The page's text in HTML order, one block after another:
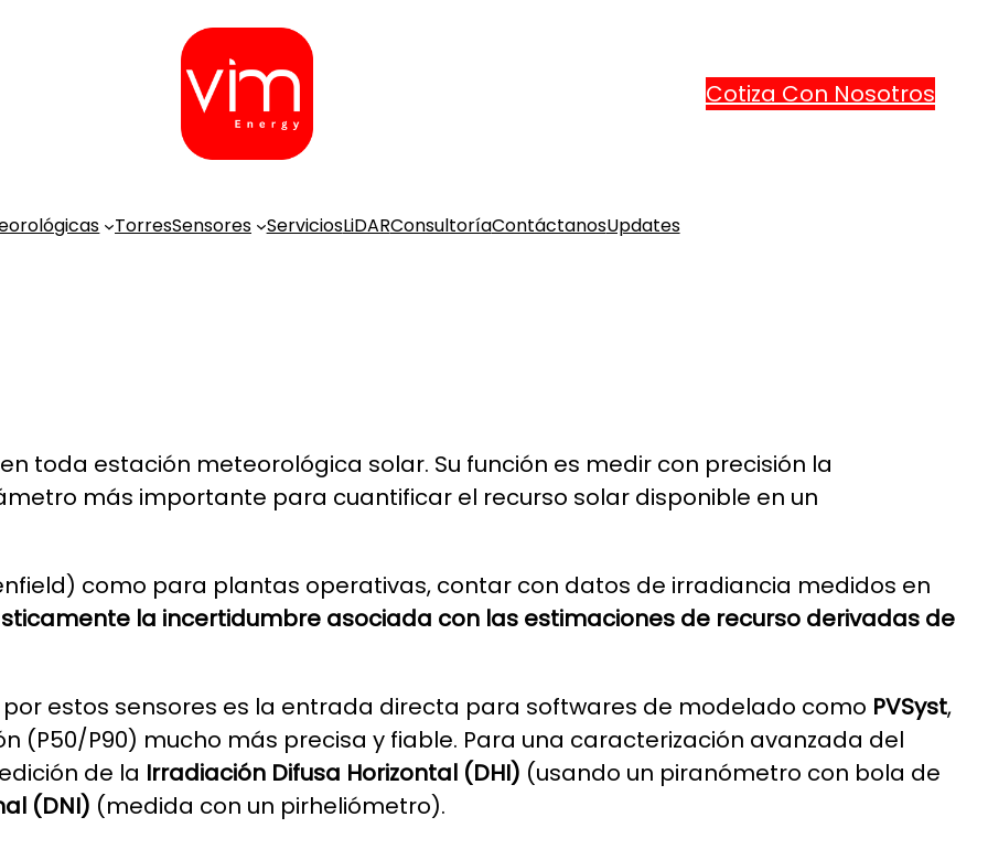
Cotiza Con Nosotros
TorresSensores ServiciosLiDARConsultoríaContáctanosUpdates
toda estación meteorológica solar. Su función es medir con precisión la
más importante para cuantificar el recurso solar disponible en un
como para plantas operativas, contar con datos de irradiancia medidos en
la incertidumbre asociada con las estimaciones de recurso derivadas de
estos sensores es la entrada directa para softwares de modelado como PVSyst,
(P50/P90) mucho más precisa y fiable. Para una caracterización avanzada del
de la Irradiación Difusa Horizontal (DHI) (usando un piranómetro con bola de
(DNI) (medida con un pirheliómetro).